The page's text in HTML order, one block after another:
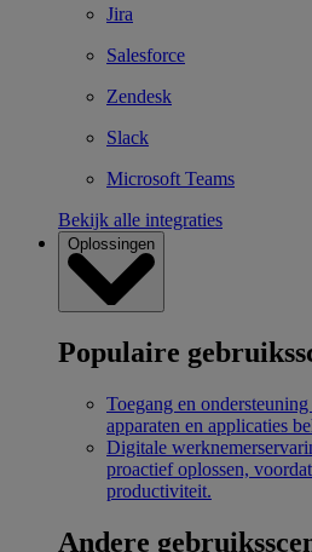
Jira
Salesforce
Zendesk
Slack
Microsoft Teams
Bekijk alle integraties
Oplossingen
Populaire
Toegang en
apparaten en applicaties
Digitale
proactief oplossen,
productiviteit.
Andere